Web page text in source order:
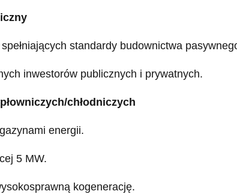
standardy budownictwa
inwestorów publicznych i prywatnych.
chłodniczych
energii.
5 MW.
kogenerację.